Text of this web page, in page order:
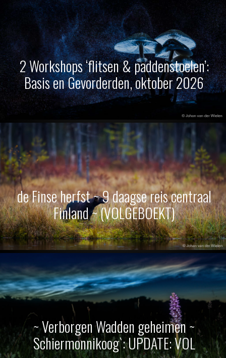
2 Workshops ‘flitsen & paddenstoelen’:
Basis en Gevorderden, oktober 2026
de Finse herfst ~ 9 daagse reis centraal
Finland ~ (VOLGEBOEKT)
~ Verborgen Wadden geheimen ~
Schiermonnikoog`: UPDATE: VOL